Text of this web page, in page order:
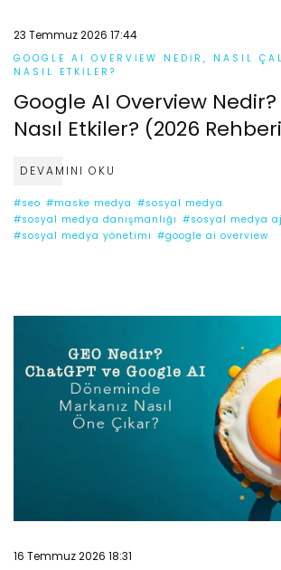
23 Temmuz 2026 17:44
GOOGLE AI OVERVIEW NEDIR, NASIL
NASIL ETKILER?
Google AI Overview Nedir?
Nasıl Etkiler? (2026
DEVAMINI OKU
#seo #maske medya #sosyal medya
#sosyal medya danışmanlığı #sosyal medya
#sosyal medya yönetimi #google ai overview
16 Temmuz 2026 18:31